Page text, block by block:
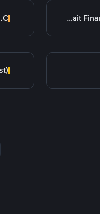
Kuwait Finance House (KFH)